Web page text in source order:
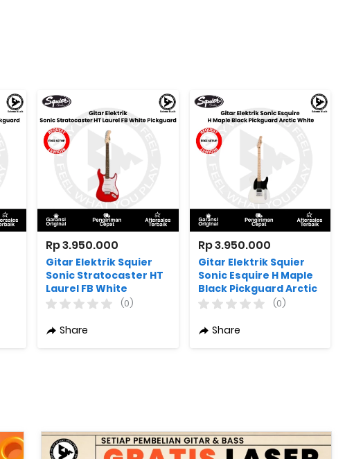
Rp 3.950.000
Gitar Elektrik Squier
Sonic Stratocaster HT
Laurel FB White
Pickguard Torino Red
(0)
Share
Rp 3.950.000
Gitar Elektrik Squier
Sonic Esquire H Maple
Black Pickguard Arctic
White
(0)
Share